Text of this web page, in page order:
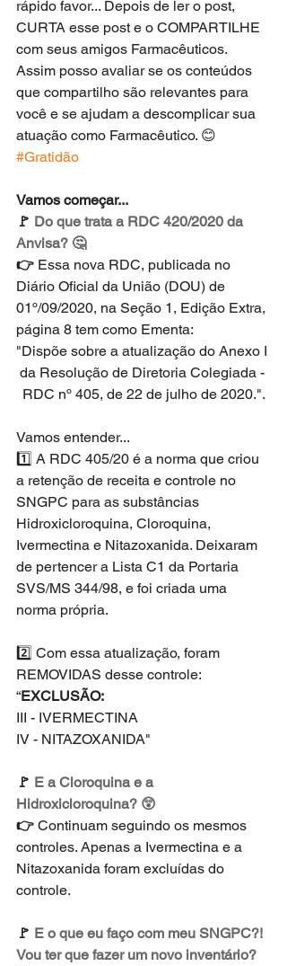
rápido favor... Depois de ler o post,
CURTA esse post e o COMPARTILHE
com seus amigos Farmacêuticos.
Assim posso avaliar se os conteúdos
que compartilho são relevantes para
você e se ajudam a descomplicar sua
atuação como Farmacêutico. 😊
#Gratidão
Vamos começar...
🚩 Do que trata a RDC 420/2020 da
Anvisa? 🤔
👉 Essa nova RDC, publicada no
Diário Oficial da União (DOU) de
01º/09/2020, na Seção 1, Edição Extra,
página 8 tem como Ementa:
"Dispõe sobre a atualização do Anexo I
da Resolução de Diretoria Colegiada -
RDC nº 405, de 22 de julho de 2020.".
Vamos entender...
1️⃣ A RDC 405/20 é a norma que criou
a retenção de receita e controle no
SNGPC para as substâncias
Hidroxicloroquina, Cloroquina,
Ivermectina e Nitazoxanida. Deixaram
de pertencer a Lista C1 da Portaria
SVS/MS 344/98, e foi criada uma
norma própria.
2️⃣ Com essa atualização, foram
REMOVIDAS desse controle:
“EXCLUSÃO:
III - IVERMECTINA
IV - NITAZOXANIDA"
🚩 E a Cloroquina e a
Hidroxicloroquina? 😲
👉 Continuam seguindo os mesmos
controles. Apenas a Ivermectina e a
Nitazoxanida foram excluídas do
controle.
🚩 E o que eu faço com meu SNGPC?!
Vou ter que fazer um novo inventário?